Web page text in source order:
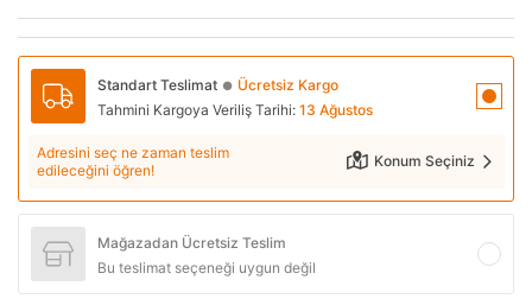
Standart Teslimat ● Ücretsiz Kargo
Tahmini Kargoya Veriliş Tarihi: 13 Ağustos
Adresini seç ne zaman teslim
edileceğini öğren!
Konum Seçiniz
Mağazadan Ücretsiz Teslim
Bu teslimat seçeneği uygun değil